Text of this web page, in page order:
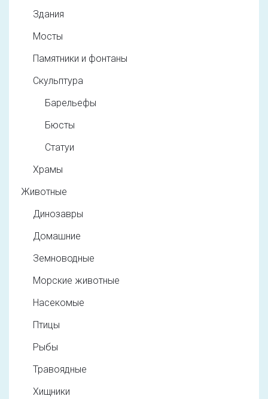
Здания
Мосты
Памятники и фонтаны
Скульптура
Барельефы
Бюсты
Статуи
Храмы
Животные
Динозавры
Домашние
Земноводные
Морские животные
Насекомые
Птицы
Рыбы
Травоядные
Хищники